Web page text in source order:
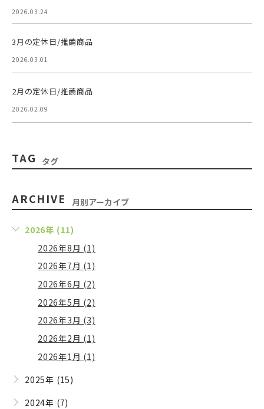
2026.03.24
3月の定休日/推薦商品
2026.03.01
2月の定休日/推薦商品
2026.02.09
TAG タグ
ARCHIVE 月別アーカイブ
2026年 (11)
2026年8月 (1)
2026年7月 (1)
2026年6月 (2)
2026年5月 (2)
2026年3月 (3)
2026年2月 (1)
2026年1月 (1)
2025年 (15)
2024年 (7)